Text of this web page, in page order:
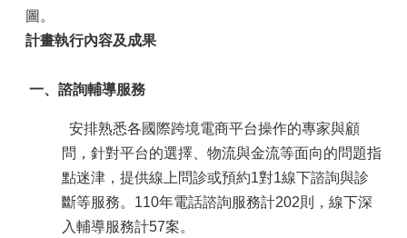
圖。
計畫執行內容及成果
一、 諮詢輔導服務
安排熟悉各國際跨境電商平台操作的專家與顧
問，針對平台的選擇、物流與金流等面向的問題指
點迷津，提供線上問診或預約1對1線下諮詢與診
斷等服務。110年電話諮詢服務計202則，線下深
入輔導服務計57案。